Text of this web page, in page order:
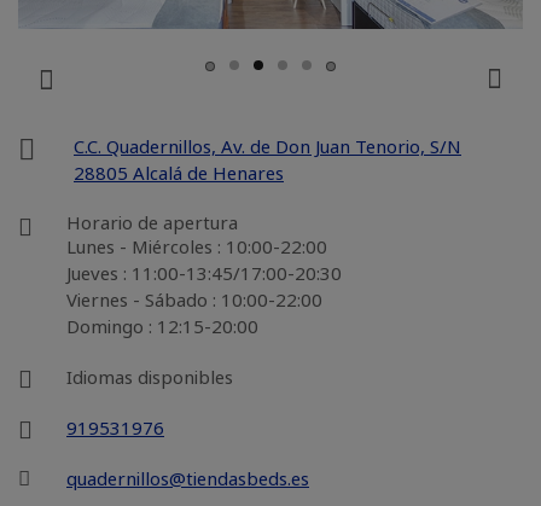
C.C. Quadernillos, Av. de Don Juan Tenorio, S/N
28805 Alcalá de Henares
Horario de apertura
Lunes - Miércoles : 10:00-22:00
Jueves : 11:00-13:45/17:00-20:30
Viernes - Sábado : 10:00-22:00
Domingo : 12:15-20:00
Idiomas disponibles
919531976
quadernillos@tiendasbeds.es